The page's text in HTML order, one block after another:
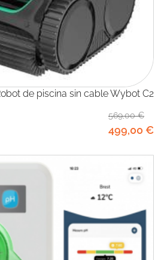
Robot de piscina sin cable Wybot C2
569,00€
499,00 €